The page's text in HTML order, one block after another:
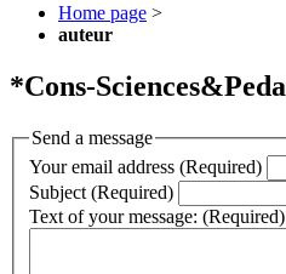
Home page >
auteur
*Cons-Sciences&Peda
Send a message
Your email address (Required)
Subject (Required)
Text of your message: (Required)